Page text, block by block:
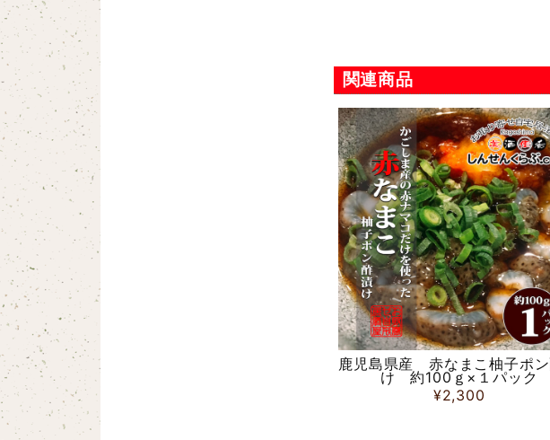
美味しくなかったです。買った事後悔しま
ューがなかったので心配してましたがやっ
関連商品
鹿児島県産 赤なまこ柚子ポ
け 約100ｇ×１パック
¥2,300